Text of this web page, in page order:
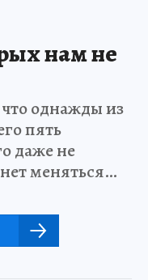
нам не
однажды из
пять
даже не
меняться…